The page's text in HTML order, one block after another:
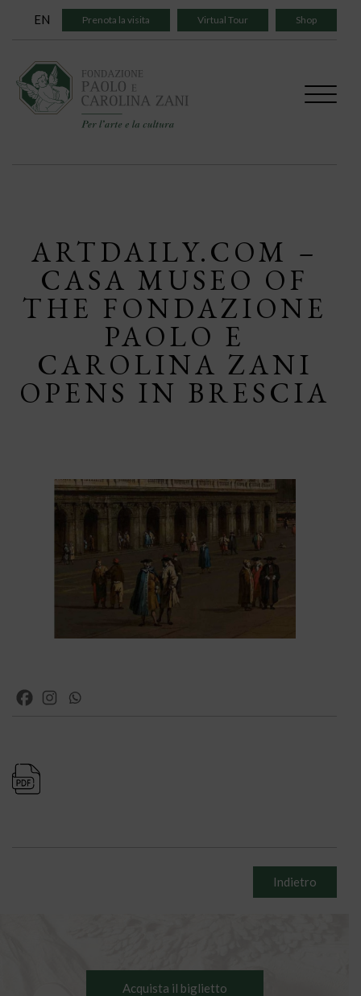
EN Prenota la visita Virtual Tour Shop
ARTDAILY.COM –
CASA MUSEO OF
THE FONDAZIONE
PAOLO E
CAROLINA ZANI
OPENS IN BRESCIA
Indietro
Acquista il biglietto